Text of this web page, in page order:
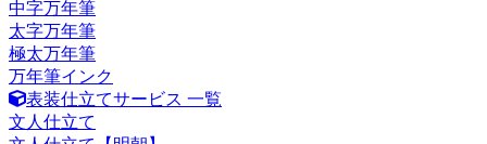
中字万年筆
太字万年筆
極太万年筆
万年筆インク
表装仕立てサービス 一覧
文人仕立て